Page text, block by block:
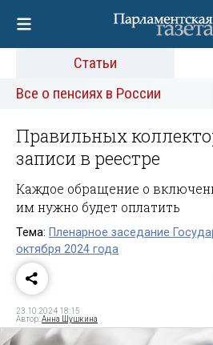
Статьи
Все о пенсиях в России
Правильных
записи в реестре
Каждое обращение о
им нужно будет оплатить
Тема: Пленарное заседание
октября 2024 года
23.10.2024 18:15
Автор:Анна Шушкина